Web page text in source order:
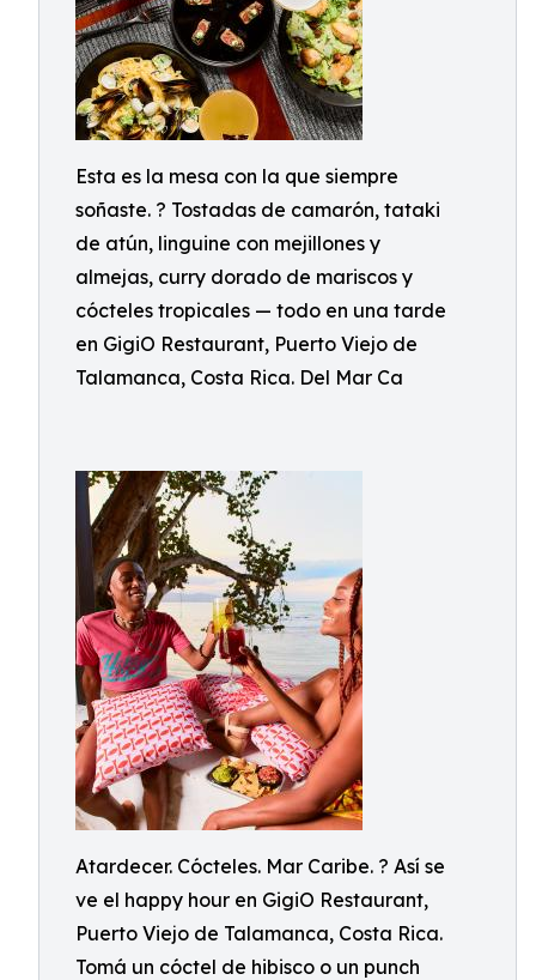
Esta es la mesa con la que siempre
soñaste. ? Tostadas de camarón, tataki
de atún, linguine con mejillones y
almejas, curry dorado de mariscos y
cócteles tropicales — todo en una tarde
en GigiO Restaurant, Puerto Viejo de
Talamanca, Costa Rica. Del Mar Ca
Atardecer. Cócteles. Mar Caribe. ? Así se
ve el happy hour en GigiO Restaurant,
Puerto Viejo de Talamanca, Costa Rica.
Tomá un cóctel de hibisco o un punch